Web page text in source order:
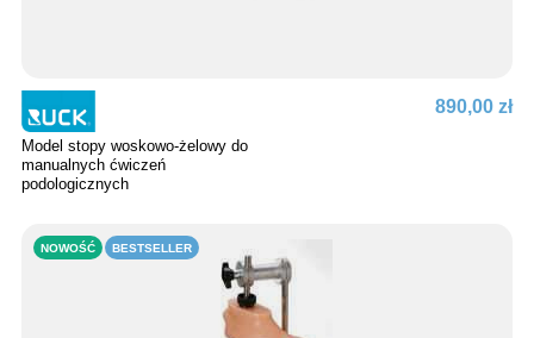
Model stopy woskowo-żelowy do
manualnych ćwiczeń
podologicznych
890,00 zł
NOWOŚĆ BESTSELLER